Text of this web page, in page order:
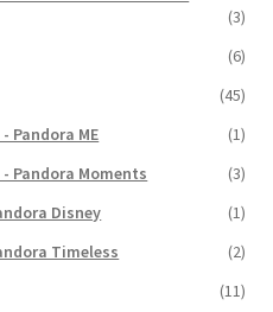
(3)
(6)
(45)
Pandora ME
(1)
Pandora Moments
(3)
Disney
(1)
Timeless
(2)
(11)